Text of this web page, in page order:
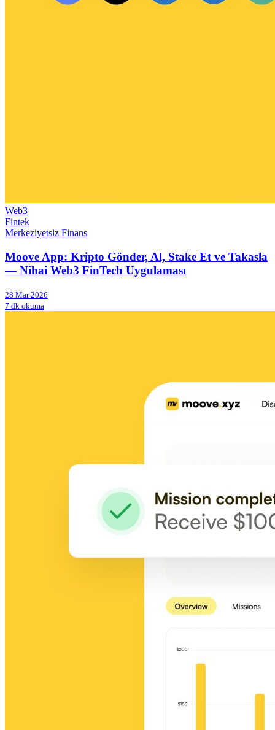
Web3
Fintek
Merkeziyetsiz Finans
Moove App: Kripto Gönder, Al, Stake Et ve Takasla
— Nihai Web3 FinTech Uygulaması
28 Mar 2026
7 dk okuma